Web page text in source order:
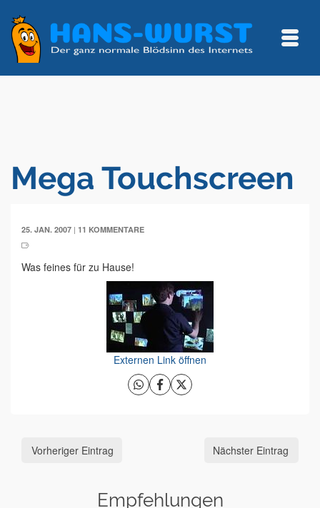
Mega Touchscreen
25. JAN. 2007 | 11 KOMMENTARE
Was feines für zu Hause!
Externen Link öffnen
Vorheriger Eintrag Nächster Eintrag
Empfehlungen